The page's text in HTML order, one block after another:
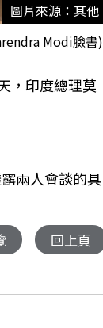
圖片來源：其他
Modi臉書)
，印度總理莫
兩人會談的具
回上頁